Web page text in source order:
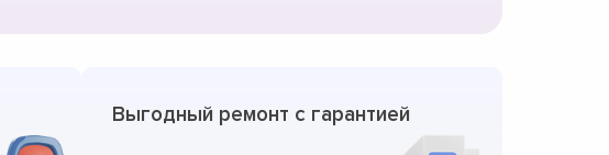
Выгодный ремонт с гарантией